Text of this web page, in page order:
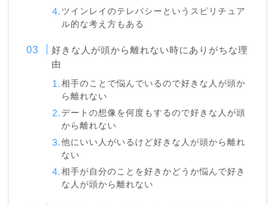
ツインレイのテレパシーというスピリチュア
ル的な考え方もある
好きな人が頭から離れない時にありがちな理
由
相手のことで悩んでいるので好きな人が頭か
ら離れない
デートの想像を何度もするので好きな人が頭
から離れない
他にいい人がいるけど好きな人が頭から離れ
ない
相手が自分のことを好きかどうか悩んで好き
な人が頭から離れない